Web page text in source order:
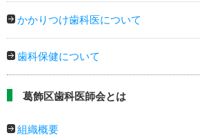
かかりつけ歯科医について
歯科保健について
葛飾区歯科医師会とは
組織概要